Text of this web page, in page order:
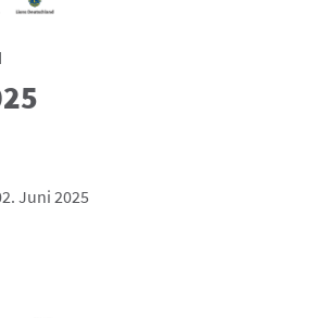
Juni 2025